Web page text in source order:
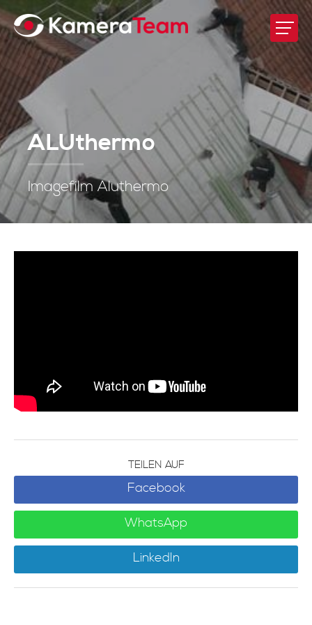
ALUthermo
Imagefilm Aluthermo
TEILEN AUF
Facebook
WhatsApp
LinkedIn